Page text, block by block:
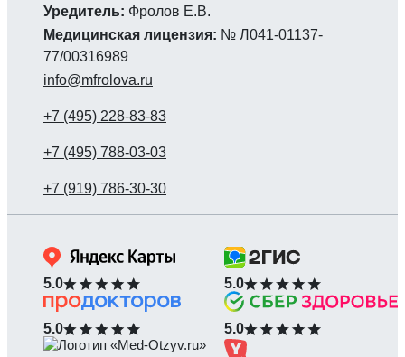
Уредитель: Фролов Е.В.
Медицинская лицензия: № Л041-01137-
77/00316989
info@mfrolova.ru
5.0 5.0
5.0 5.0